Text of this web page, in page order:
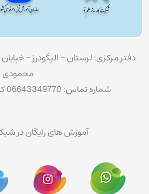
دفتر مرکزی: لرستان – الیگودرز –
محمودی
شماره تماس: 06643349770 کد پستی: 6861717647
آموزش های رایگان در